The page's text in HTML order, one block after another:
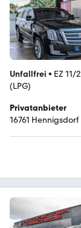
Unfallfrei • EZ 11/
(LPG)
Privatanbieter
16761 Hennigsdorf